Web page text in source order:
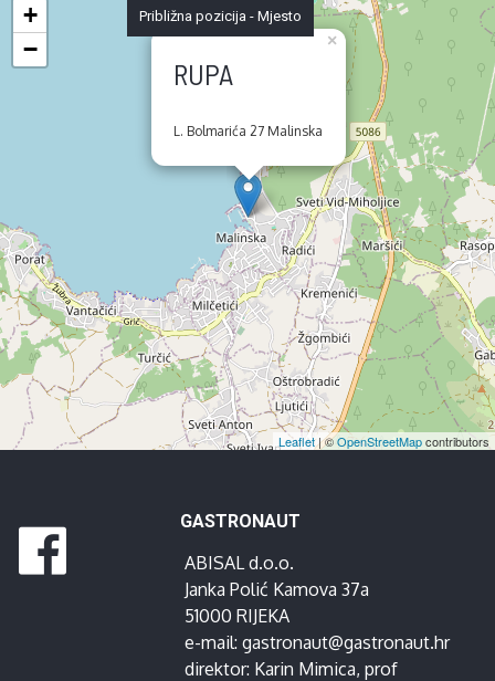
RUPA
L. Bolmarića 27 Malinska
×
+
−
Leaflet| ©OpenStreetMapcontributors
Približna pozicija - Mjesto
GASTRONAUT
ABISAL d.o.o.
Janka Polić Kamova 37a
51000 RIJEKA
e-mail: gastronaut@gastronaut.hr
direktor: Karin Mimica, prof